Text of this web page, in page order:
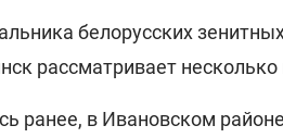
белорусских
рассматривает
ранее, в Ивановском